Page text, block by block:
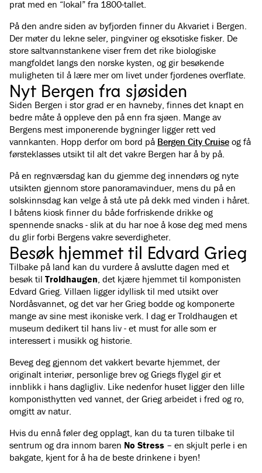
prat med en “lokal” fra 1800-tallet.
På den andre siden av byfjorden finner du Akvariet i Bergen.
Der møter du lekne seler, pingviner og eksotiske fisker. De
store saltvannstankene viser frem det rike biologiske
mangfoldet langs den norske kysten, og gir besøkende
muligheten til å lære mer om livet under fjordenes overflate.
Nyt Bergen fra sjøsiden
Siden Bergen i stor grad er en havneby, finnes det knapt en
bedre måte å oppleve den på enn fra sjøen. Mange av
Bergens mest imponerende bygninger ligger rett ved
vannkanten. Hopp derfor om bord på Bergen City Cruise og få
førsteklasses utsikt til alt det vakre Bergen har å by på.
På en regnværsdag kan du gjemme deg innendørs og nyte
utsikten gjennom store panoramavinduer, mens du på en
solskinnsdag kan velge å stå ute på dekk med vinden i håret.
I båtens kiosk finner du både forfriskende drikke og
spennende snacks - slik at du har noe å kose deg med mens
du glir forbi Bergens vakre severdigheter.
Besøk hjemmet til Edvard Grieg
Tilbake på land kan du vurdere å avslutte dagen med et
besøk til Troldhaugen, det kjære hjemmet til komponisten
Edvard Grieg. Villaen ligger idyllisk til med utsikt over
Nordåsvannet, og det var her Grieg bodde og komponerte
mange av sine mest ikoniske verk. I dag er Troldhaugen et
museum dedikert til hans liv - et must for alle som er
interessert i musikk og historie.
Beveg deg gjennom det vakkert bevarte hjemmet, der
originalt interiør, personlige brev og Griegs flygel gir et
innblikk i hans dagligliv. Like nedenfor huset ligger den lille
komponisthytten ved vannet, der Grieg arbeidet i fred og ro,
omgitt av natur.
Hvis du ennå føler deg opplagt, kan du ta turen tilbake til
sentrum og dra innom baren No Stress – en skjult perle i en
bakgate, kjent for å ha de beste drinkene i byen!